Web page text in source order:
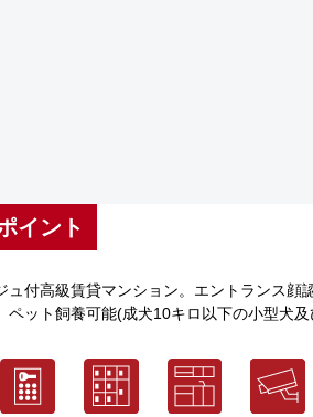
イント
ュ付高級賃貸マンション。エントランス
ペット飼養可能(成犬10キロ以下の小型犬